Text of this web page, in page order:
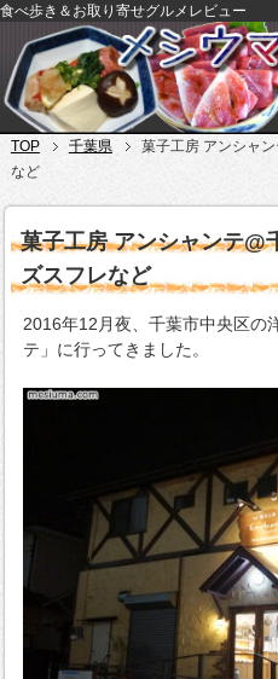
食べ歩き＆お取り寄せグルメレビュー
TOP 千葉県
菓子工房 アンシャ
など
菓子工房 アンシャンテ@
ズスフレなど
2016年12月夜、千葉市中央区の
テ」に行ってきました。